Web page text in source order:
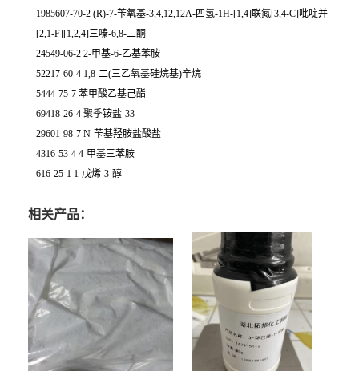
1985607-70-2 (R)-7-苄氧基-3,4,12,12A-四氢-1H-[1,4]联氮[3,4-C]吡啶并
[2,1-F][1,2,4]三嗪-6,8-二酮
24549-06-2 2-甲基-6-乙基苯胺
52217-60-4 1,8-二(三乙氧基硅烷基)辛烷
5444-75-7 苯甲酸乙基己酯
69418-26-4 聚季铵盐-33
29601-98-7 N-苄基羟胺盐酸盐
4316-53-4 4-甲基三苯胺
616-25-1 1-戊烯-3-醇
相关产品：